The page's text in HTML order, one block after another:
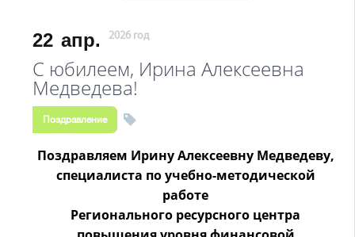
22 апр. 2026 год
С юбилеем, Ирина Алексеевна
Медведева!
Поздравление
Поздравляем Ирину Алексеевну Медведеву,
специалиста по учебно-методической
работе
Регионального ресурсного центра